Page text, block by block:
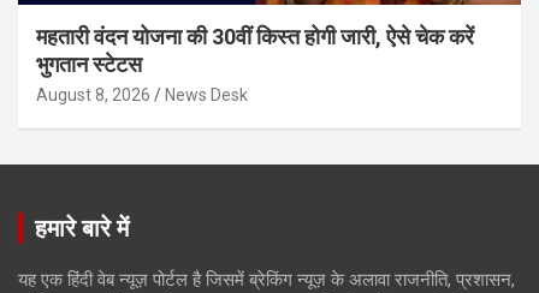
महतारी वंदन योजना की 30वीं किस्त होगी जारी, ऐसे चेक करें
भुगतान स्टेटस
August 8, 2026 News Desk
हमारे बारे में
यह एक हिंदी वेब न्यूज़ पोर्टल है जिसमें ब्रेकिंग न्यूज़ के अलावा राजनीति, प्रशासन,